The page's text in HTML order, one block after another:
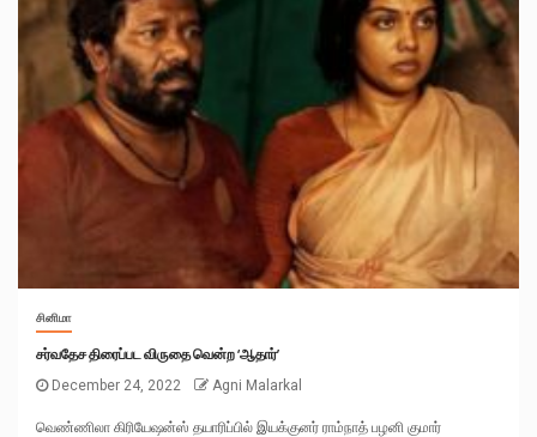
சினிமா
சர்வதேச திரைப்பட விருதை வென்ற ‘ஆதார்’
December 24, 2022
Agni Malarkal
வெண்ணிலா கிரியேஷன்ஸ் தயாரிப்பில் இயக்குனர் ராம்நாத் பழனி குமார்